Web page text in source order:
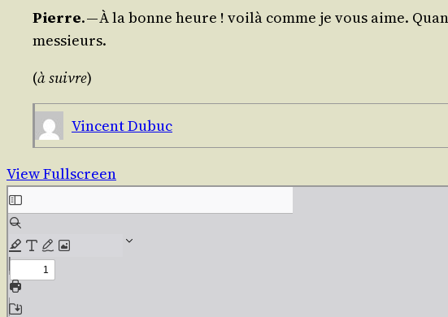
Pierre. — À la bonne heure ! voi­là comme je vous aime.
messieurs.
(à suivre)
Vincent Dubuc
View Fullscreen